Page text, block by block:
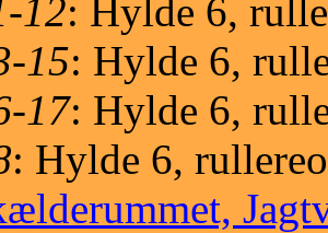
12: Hylde 6,
15: Hylde 6,
17: Hylde 6,
: Hylde 6,